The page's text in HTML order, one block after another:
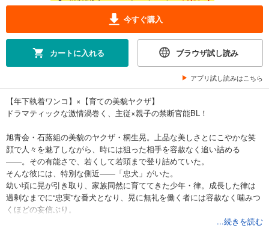
今すぐ購入
カートに入れる ブラウザ試し読み
アプリ試し読みはこちら
【年下執着ワンコ】×【育ての美貌ヤクザ】
ドラマティックな激情渦巻く、主従×親子の禁断官能BL！
旭青会・石蕗組の美貌のヤクザ・桐生晃。上品な美しさとにこやかな笑
顔で人々を魅了しながら、時には狙った相手を容赦なく追い詰める
――。その有能さで、若くして若頭まで登り詰めていた。
そんな彼には、特別な側近――「忠犬」がいた。
幼い頃に晃が引き取り、家族同然に育ててきた少年・律。成長した律は
過剰なまでに“忠実”な番犬となり、晃に無礼を働く者には容赦なく噛みつ
くほどの妄信ぶり。
...続きを読む